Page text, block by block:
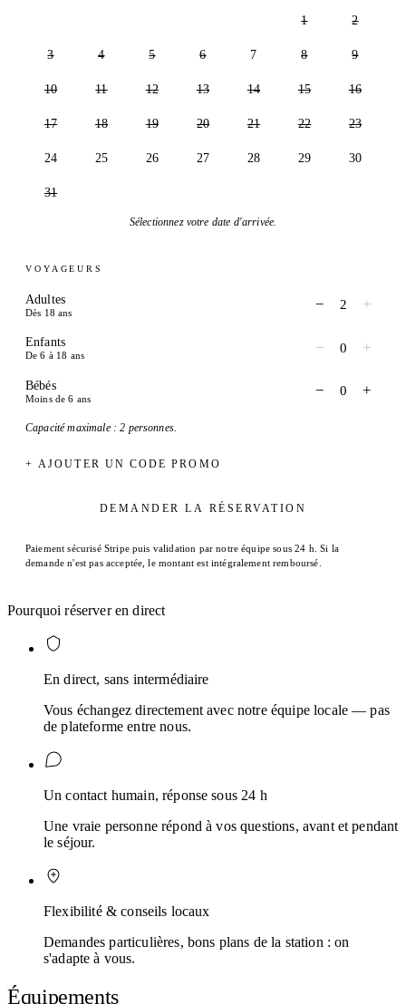
1 2
3 4 5 6 7 8 9
10 11 12 13 14 15 16
17 18 19 20 21 22 23
24 25 26 27 28 29 30
31
Sélectionnez votre date d'arrivée.
VOYAGEURS
Adultes
Dès 18 ans − 2 +
Enfants
De 6 à 18 ans − 0 +
Bébés
Moins de 6 ans − 0 +
Capacité maximale : 2 personnes.
+ AJOUTER UN CODE PROMO
DEMANDER LA RÉSERVATION
Paiement sécurisé Stripe puis validation par notre équipe sous 24 h. Si la
demande n'est pas acceptée, le montant est intégralement remboursé.
Pourquoi réserver en direct
En direct, sans intermédiaire
Vous échangez directement avec notre équipe locale — pas
de plateforme entre nous.
Un contact humain, réponse sous 24 h
Une vraie personne répond à vos questions, avant et pendant
le séjour.
Flexibilité & conseils locaux
Demandes particulières, bons plans de la station : on
s'adapte à vous.
Équipements